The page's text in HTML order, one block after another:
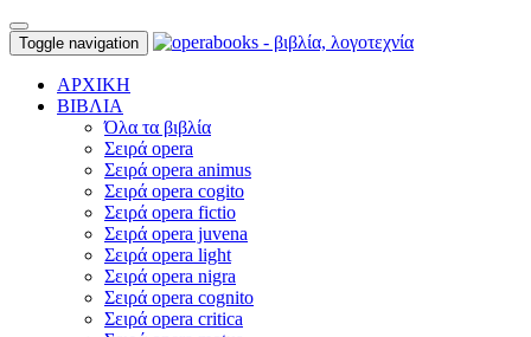
Toggle navigation
ΑΡΧΙΚΗ
ΒΙΒΛΙΑ
Όλα τα βιβλία
Σειρά opera
Σειρά opera animus
Σειρά opera cogito
Σειρά opera fictio
Σειρά opera juvena
Σειρά opera light
Σειρά opera nigra
Σειρά opera cognito
Σειρά opera critica